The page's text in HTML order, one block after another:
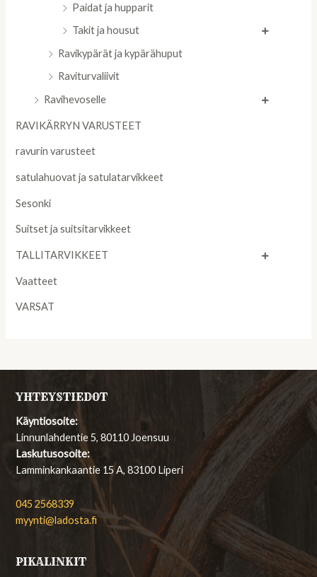
Paidat ja hupparit
Takit ja housut
Ravikypärät ja kypärähuput
Raviturvaliivit
Ravihevoselle
RAVIKÄRRYN VARUSTEET
ravurin varusteet
satulahuovat ja satulatarvikkeet
Sesonki
Suitset ja suitsitarvikkeet
TALLITARVIKKEET
Vaatteet
VARSAT
YHTEYSTIEDOT
Käyntiosoite:
Linnunlahdentie 5, 80110 Joensuu
Laskutusosoite:
Lamminkankaantie 15 A, 83100 Liperi
045 2568339
myynti@ladosta.fi
PIKALINKIT